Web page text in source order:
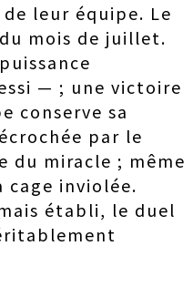
de leur équipe. Le
mois de juillet.
— ; une victoire
conserve sa
par le
du miracle ; même
cage inviolée.
établi, le duel